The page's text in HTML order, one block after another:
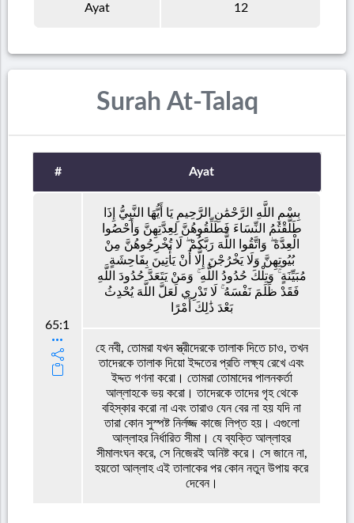
Ayat 12
Surah At-Talaq
# Ayat
65:1
بِسْمِ اللَّهِ الرَّحْمَٰنِ الرَّحِيمِ يَا أَيُّهَا النَّبِيُّ إِذَا
طَلَّقْتُمُ النِّسَاءَ فَطَلِّقُوهُنَّ لِعِدَّتِهِنَّ وَأَحْصُوا
الْعِدَّةَ ۖ وَاتَّقُوا اللَّهَ رَبَّكُمْ ۖ لَا تُخْرِجُوهُنَّ مِنْ
بُيُوتِهِنَّ وَلَا يَخْرُجْنَ إِلَّا أَنْ يَأْتِينَ بِفَاحِشَةٍ
مُبَيِّنَةٍ ۚ وَتِلْكَ حُدُودُ اللَّهِ ۚ وَمَنْ يَتَعَدَّ حُدُودَ اللَّهِ
فَقَدْ ظَلَمَ نَفْسَهُ ۚ لَا تَدْرِي لَعَلَّ اللَّهَ يُحْدِثُ
بَعْدَ ذَٰلِكَ أَمْرًا
হে নবী, তোমরা যখন স্ত্রীদেরকে তালাক দিতে চাও, তখন
তাদেরকে তালাক দিয়ো ইদ্দতের প্রতি লক্ষ্য রেখে এবং
ইদ্দত গণনা করো। তোমরা তোমাদের পালনকর্তা
আল্লাহকে ভয় করো। তাদেরকে তাদের গৃহ থেকে
বহিস্কার করো না এবং তারাও যেন বের না হয় যদি না
তারা কোন সুস্পষ্ট নির্লজ্জ কাজে লিপ্ত হয়। এগুলো
আল্লাহর নির্ধারিত সীমা। যে ব্যক্তি আল্লাহর
সীমালংঘন করে, সে নিজেরই অনিষ্ট করে। সে জানে না,
হয়তো আল্লাহ এই তালাকের পর কোন নতুন উপায় করে
দেবেন।